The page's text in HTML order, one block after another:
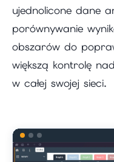
ujednolicone dane
porównywanie
obszarów do
większą kontrolę
w całej swojej sieci.